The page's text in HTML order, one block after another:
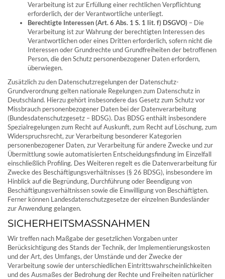
Verarbeitung ist zur Erfüllung einer rechtlichen Verpflichtung
erforderlich, der der Verantwortliche unterliegt.
Berechtigte Interessen (Art. 6 Abs. 1 S. 1 lit. f) DSGVO) – Die
Verarbeitung ist zur Wahrung der berechtigten Interessen des
Verantwortlichen oder eines Dritten erforderlich, sofern nicht die
Interessen oder Grundrechte und Grundfreiheiten der betroffenen
Person, die den Schutz personenbezogener Daten erfordern,
überwiegen.
Zusätzlich zu den Datenschutzregelungen der Datenschutz-
Grundverordnung gelten nationale Regelungen zum Datenschutz in
Deutschland. Hierzu gehört insbesondere das Gesetz zum Schutz vor
Missbrauch personenbezogener Daten bei der Datenverarbeitung
(Bundesdatenschutzgesetz – BDSG). Das BDSG enthält insbesondere
Spezialregelungen zum Recht auf Auskunft, zum Recht auf Löschung, zum
Widerspruchsrecht, zur Verarbeitung besonderer Kategorien
personenbezogener Daten, zur Verarbeitung für andere Zwecke und zur
Übermittlung sowie automatisierten Entscheidungsfindung im Einzelfall
einschließlich Profiling. Des Weiteren regelt es die Datenverarbeitung für
Zwecke des Beschäftigungsverhältnisses (§ 26 BDSG), insbesondere im
Hinblick auf die Begründung, Durchführung oder Beendigung von
Beschäftigungsverhältnissen sowie die Einwilligung von Beschäftigten.
Ferner können Landesdatenschutzgesetze der einzelnen Bundesländer
zur Anwendung gelangen.
SICHERHEITSMASSNAHMEN
Wir treffen nach Maßgabe der gesetzlichen Vorgaben unter
Berücksichtigung des Stands der Technik, der Implementierungskosten
und der Art, des Umfangs, der Umstände und der Zwecke der
Verarbeitung sowie der unterschiedlichen Eintrittswahrscheinlichkeiten
und des Ausmaßes der Bedrohung der Rechte und Freiheiten natürlicher